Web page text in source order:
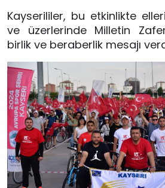
Kayserililer, bu etkinlikte
ve üzerlerinde Milletin
birlik ve beraberlik mesajı